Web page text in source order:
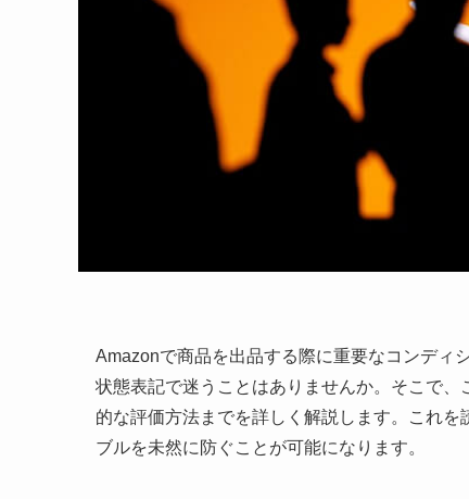
Amazonで商品を出品する際に重要なコンディ
状態表記で迷うことはありませんか。そこで
的な評価方法までを詳しく解説します。これ
ブルを未然に防ぐことが可能になります。